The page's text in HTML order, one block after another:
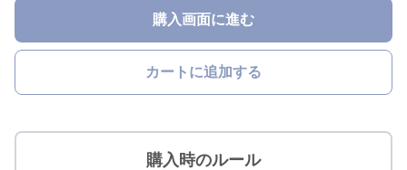
購入画面に進む
カートに追加する
購入時のルール